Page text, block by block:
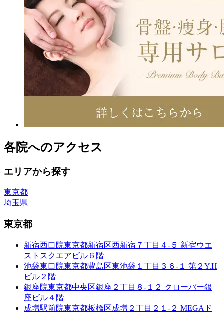
各院へのアクセス
エリアから探す
東京都
埼玉県
東京都
新宿西口院東京都新宿区西新宿７丁目４-５ 新宿ウエ
ストスクエアビル６階
池袋東口院東京都豊島区東池袋１丁目３６-１ 第２Y.H
ビル２階
銀座院東京都中央区銀座２丁目８-１２ クローバー銀
座ビル４階
成増駅前院東京都板橋区成増２丁目２１-２ MEGAド